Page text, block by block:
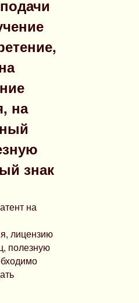
на
знак
на
лицензию
полезную